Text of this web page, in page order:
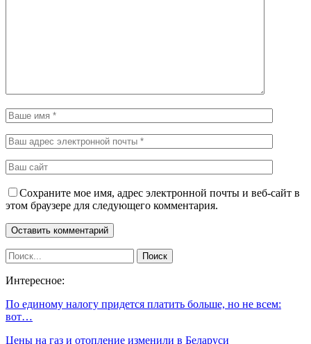
Сохраните мое имя, адрес электронной почты и веб-сайт в
этом браузере для следующего комментария.
Интересное:
По единому налогу придется платить больше, но не всем:
вот…
Цены на газ и отопление изменили в Беларуси